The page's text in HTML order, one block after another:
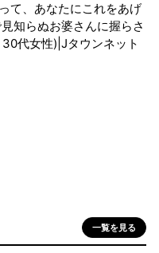
て、あなたにこれをあげ
知らぬお婆さんに握らさ
代女性)|Jタウンネット
一覧を見る